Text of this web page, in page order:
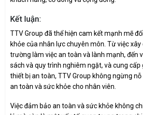
Kết luận:
TTV Group đã thể hiện cam kết mạnh mẽ
khỏe của nhân lực chuyên môn. Từ việc
trường làm việc an toàn và lành mạnh, đến
sách và quy trình nghiêm ngặt, và cung cấp
thiết bị an toàn, TTV Group không ngừng
an toàn và sức khỏe cho nhân viên.
Việc đảm bảo an toàn và sức khỏe không